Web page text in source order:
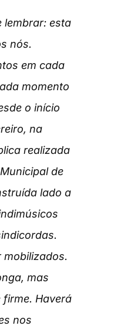
lembrar: esta
nós.
em cada
momento
o início
na
realizada
de
lado a
mobilizados.
mas
Haverá
nos